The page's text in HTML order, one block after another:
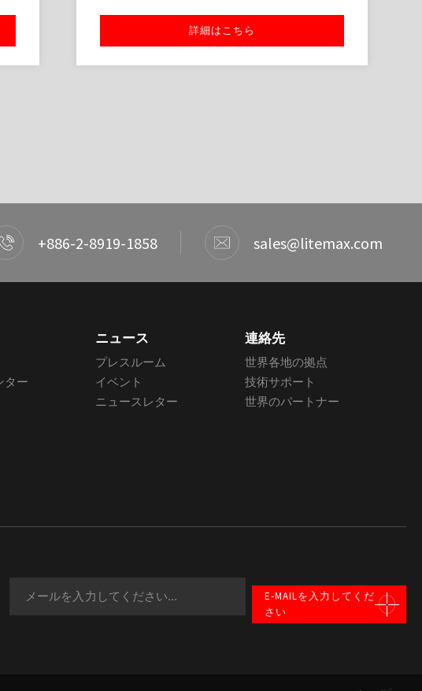
詳細はこちら
+886-2-8919-1858 sales@litemax.com
ター
ニュース
プレスルーム
イベント
ニュースレター
連絡先
世界各地の拠点
技術サポート
世界のパートナー
E-MAILを入力してくだ
さい